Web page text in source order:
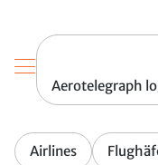
Aerotelegraph
Airlines